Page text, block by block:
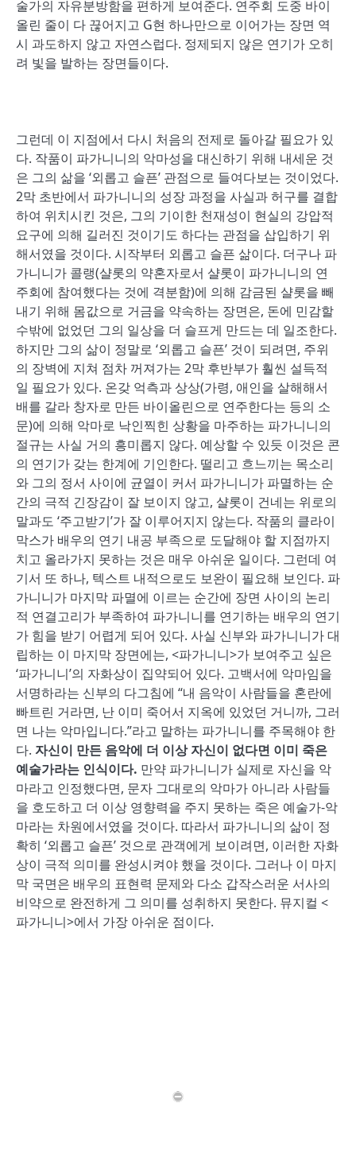
술가의 자유분방함을 편하게 보여준다. 연주회 도중 바이
올린 줄이 다 끊어지고 G현 하나만으로 이어가는 장면 역
시 과도하지 않고 자연스럽다. 정제되지 않은 연기가 오히
려 빛을 발하는 장면들이다.
그런데 이 지점에서 다시 처음의 전제로 돌아갈 필요가 있
다. 작품이 파가니니의 악마성을 대신하기 위해 내세운 것
은 그의 삶을 ‘외롭고 슬픈’ 관점으로 들여다보는 것이었다.
2막 초반에서 파가니니의 성장 과정을 사실과 허구를 결합
하여 위치시킨 것은, 그의 기이한 천재성이 현실의 강압적
요구에 의해 길러진 것이기도 하다는 관점을 삽입하기 위
해서였을 것이다. 시작부터 외롭고 슬픈 삶이다. 더구나 파
가니니가 콜랭(샬롯의 약혼자로서 샬롯이 파가니니의 연
주회에 참여했다는 것에 격분함)에 의해 감금된 샬롯을 빼
내기 위해 몸값으로 거금을 약속하는 장면은, 돈에 민감할
수밖에 없었던 그의 일상을 더 슬프게 만드는 데 일조한다.
하지만 그의 삶이 정말로 ‘외롭고 슬픈’ 것이 되려면, 주위
의 장벽에 지쳐 점차 꺼져가는 2막 후반부가 훨씬 설득적
일 필요가 있다. 온갖 억측과 상상(가령, 애인을 살해해서
배를 갈라 창자로 만든 바이올린으로 연주한다는 등의 소
문)에 의해 악마로 낙인찍힌 상황을 마주하는 파가니니의
절규는 사실 거의 흥미롭지 않다. 예상할 수 있듯 이것은 콘
의 연기가 갖는 한계에 기인한다. 떨리고 흐느끼는 목소리
와 그의 정서 사이에 균열이 커서 파가니니가 파멸하는 순
간의 극적 긴장감이 잘 보이지 않고, 샬롯이 건네는 위로의
말과도 ‘주고받기’가 잘 이루어지지 않는다. 작품의 클라이
막스가 배우의 연기 내공 부족으로 도달해야 할 지점까지
치고 올라가지 못하는 것은 매우 아쉬운 일이다. 그런데 여
기서 또 하나, 텍스트 내적으로도 보완이 필요해 보인다. 파
가니니가 마지막 파멸에 이르는 순간에 장면 사이의 논리
적 연결고리가 부족하여 파가니니를 연기하는 배우의 연기
가 힘을 받기 어렵게 되어 있다. 사실 신부와 파가니니가 대
립하는 이 마지막 장면에는, <파가니니>가 보여주고 싶은
‘파가니니’의 자화상이 집약되어 있다. 고백서에 악마임을
서명하라는 신부의 다그침에 “내 음악이 사람들을 혼란에
빠트린 거라면, 난 이미 죽어서 지옥에 있었던 거니까, 그러
면 나는 악마입니다.”라고 말하는 파가니니를 주목해야 한
다. 자신이 만든 음악에 더 이상 자신이 없다면 이미 죽은
예술가라는 인식이다. 만약 파가니니가 실제로 자신을 악
마라고 인정했다면, 문자 그대로의 악마가 아니라 사람들
을 호도하고 더 이상 영향력을 주지 못하는 죽은 예술가-악
마라는 차원에서였을 것이다. 따라서 파가니니의 삶이 정
확히 ‘외롭고 슬픈’ 것으로 관객에게 보이려면, 이러한 자화
상이 극적 의미를 완성시켜야 했을 것이다. 그러나 이 마지
막 국면은 배우의 표현력 문제와 다소 갑작스러운 서사의
비약으로 완전하게 그 의미를 성취하지 못한다. 뮤지컬 <
파가니니>에서 가장 아쉬운 점이다.